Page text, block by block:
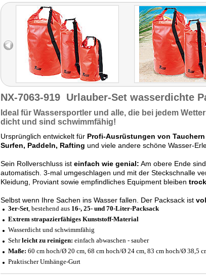
NX-7063-919 Urlauber-Set wasserdichte
Ideal für Wassersportler und alle, die bei jedem
dicht und sind schwimmfähig!
Ursprünglich entwickelt für Profi-Ausrüstungen von
Surfen, Paddeln, Rafting und viele andere schöne Wasser-
Sein Rollverschluss ist einfach wie genial: Am obere Ende
automatisch. 3-mal umgeschlagen und mit der Steckschnalle
Kleidung, Proviant sowie empfindliches Equipment bleiben
Selbst wenn Ihre Sachen ins Wasser fallen. Der Packsack ist
3er-Set, bestehend aus 16-, 25- und 70-Liter-Packsack
Extrem strapazierfähiges Kunststoff-Material
Wasserdicht und schwimmfähig
Sehrleicht zu reinigen: einfach abwaschen - sauber
Maße: 60 cm hoch/Ø 20 cm, 68 cm hoch/Ø 24 cm, 83 cm hoch/Ø 38,5
Praktischer Umhänge-Gurt